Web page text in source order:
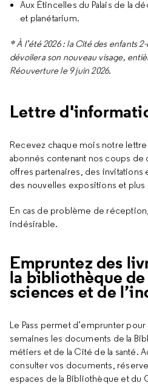
Aux Étincelles du Palais de la
et planétarium.
* À l’été 2026 : la Cité des enfants
dévoilera son nouveau visage,
Réouverture le 9 juin 2026.
Lettre
Recevez chaque mois notre
abonnés contenant nos coups de
offres partenaires, des invitations
des nouvelles expositions et plus
En cas de problème de
indésirable.
Empruntez des
la bibliothèque
sciences et de
Le Pass permet d’emprunter
semaines les documents de la
métiers et de la Cité de la santé.
consulter vos documents,
espaces de la Bibliothèque et du